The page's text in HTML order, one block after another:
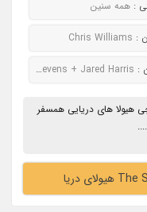
: همه سنین
:
Chris Williams
:
Karl Urban + Dan Stevens + Jared Harris
هیولا های دریایی همسفر